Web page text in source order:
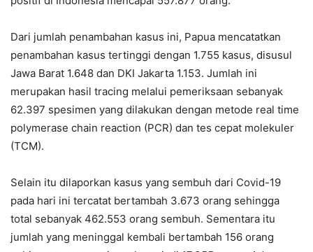
Dari jumlah penambahan kasus ini, Papua mencatatkan
penambahan kasus tertinggi dengan 1.755 kasus, disusul
Jawa Barat 1.648 dan DKI Jakarta 1.153. Jumlah ini
merupakan hasil tracing melalui pemeriksaan sebanyak
62.397 spesimen yang dilakukan dengan metode real time
polymerase chain reaction (PCR) dan tes cepat molekuler
(TCM).
Selain itu dilaporkan kasus yang sembuh dari Covid-19
pada hari ini tercatat bertambah 3.673 orang sehingga
total sebanyak 462.553 orang sembuh. Sementara itu
jumlah yang meninggal kembali bertambah 156 orang